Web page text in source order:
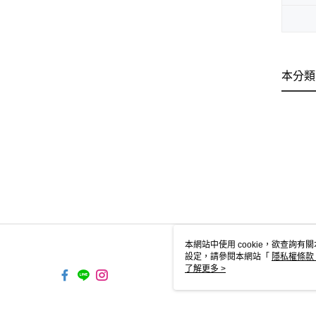
本分
本網站中使用 cookie，欲查詢有
設定，請參閱本網站「 隱私權條款
使用 cookie。
了解更多 >